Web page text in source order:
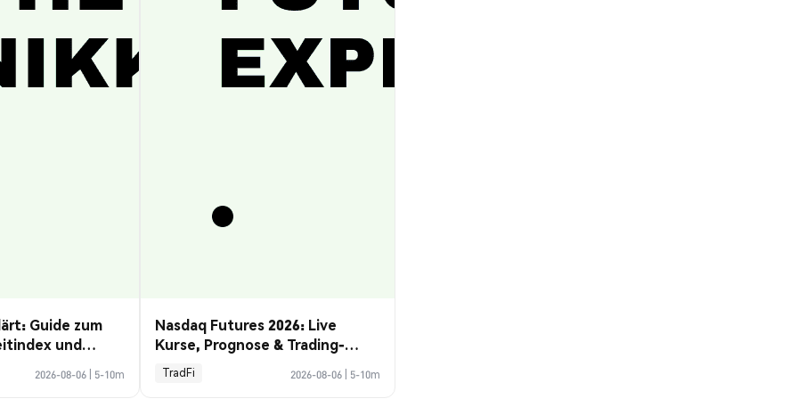
Guide zum
und
2026-08-06 5-10m
Nasdaq Futures 2026: Live
Kurse, Prognose & Trading-
Guide
TradFi 2026-08-06 5-10m